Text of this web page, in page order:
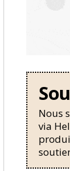
Nous
via